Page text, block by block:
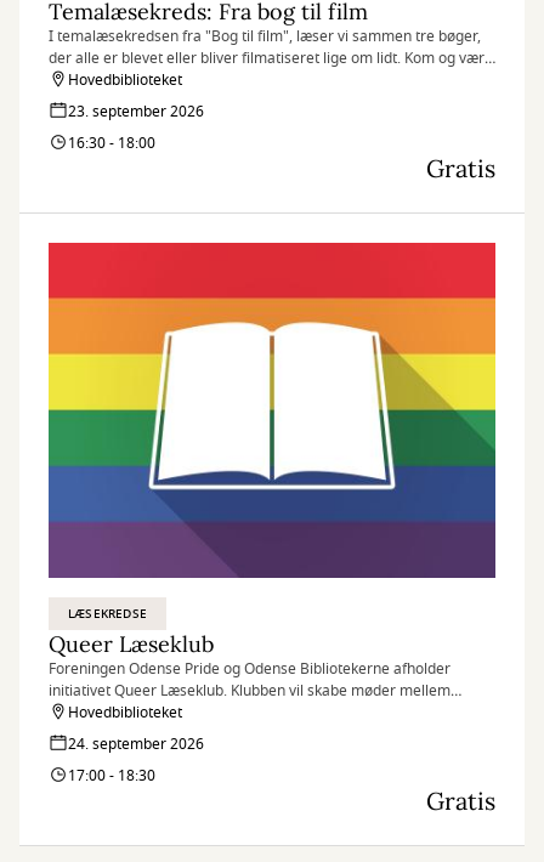
Temalæsekreds: Fra bog til film
I temalæsekredsen fra "Bog til film", læser vi sammen tre bøger,
der alle er blevet eller bliver filmatiseret lige om lidt. Kom og vær
med til en hyggelig temalæsekreds over tre gange.
Hovedbiblioteket
23. september 2026
16:30 - 18:00
Gratis
LÆSEKREDSE
Queer Læseklub
Foreningen Odense Pride og Odense Bibliotekerne afholder
initiativet Queer Læseklub. Klubben vil skabe møder mellem
interesserede i LGBTQ+ litteratur. Der er ingen forberedelser for
deltagerne, da den fælles læseoplevelse tager udgangspunkt i
nuet.
Hovedbiblioteket
24. september 2026
17:00 - 18:30
Gratis